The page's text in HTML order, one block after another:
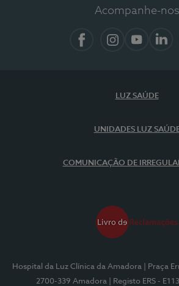
Acompanhe-nos
LUZ SAÚDE
UNIDADES LUZ
COMUNICAÇÃO DE
Hospital da Luz Clínica da Amadora
| Praça
2700-339 Amadora
| Registo ERS -